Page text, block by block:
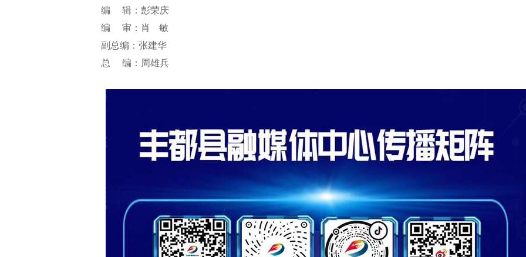
编 辑：彭荣庆
编 审：肖 敏
副总编：张建华
总 编：周雄兵